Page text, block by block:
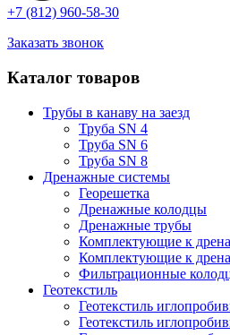
+7 (812) 960-58-30
Заказать звонок
Каталог товаров
Трубы в канаву на заезд
Труба SN 4
Труба SN 6
Труба SN 8
Дренажные системы
Георешетка
Дренажные колодцы
Дренажные трубы
Комплектующие к
Комплектующие к
Фильтрационные
Геотекстиль
Геотекстиль
Геотекстиль